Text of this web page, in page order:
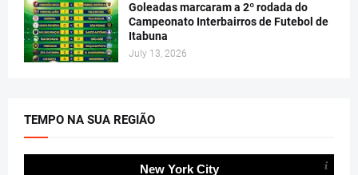
Goleadas marcaram a 2º rodada do
Campeonato Interbairros de Futebol de
Itabuna
July 13, 2026
TEMPO NA SUA REGIÃO
New York City